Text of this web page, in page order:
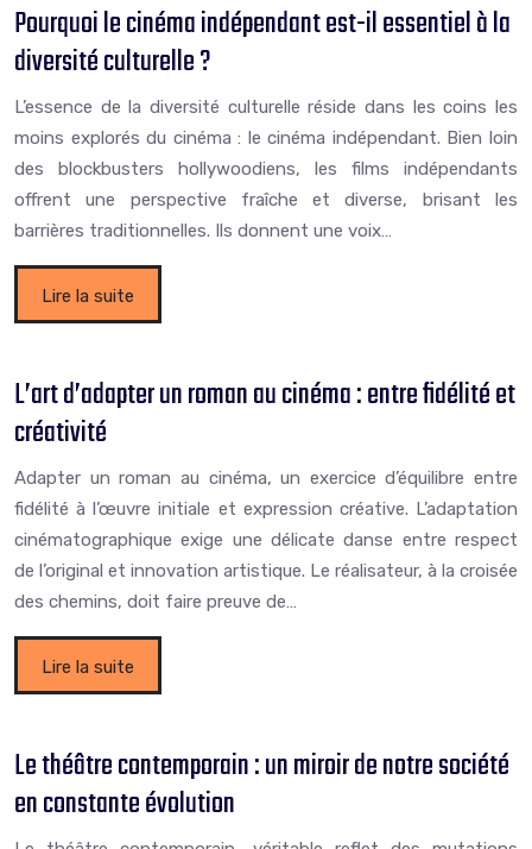
Pourquoi le cinéma indépendant est-il essentiel à la
diversité culturelle ?
L’essence de la diversité culturelle réside dans les coins les
moins explorés du cinéma : le cinéma indépendant. Bien loin
des blockbusters hollywoodiens, les films indépendants
offrent une perspective fraîche et diverse, brisant les
barrières traditionnelles. Ils donnent une voix…
Lire la suite
L’art d’adapter un roman au cinéma : entre fidélité et
créativité
Adapter un roman au cinéma, un exercice d’équilibre entre
fidélité à l’œuvre initiale et expression créative. L’adaptation
cinématographique exige une délicate danse entre respect
de l’original et innovation artistique. Le réalisateur, à la croisée
des chemins, doit faire preuve de…
Lire la suite
Le théâtre contemporain : un miroir de notre société
en constante évolution